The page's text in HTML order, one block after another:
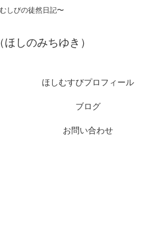
しびの徒然日記〜
しのみちゆき）
ほしむすびプロフィール
ブログ
お問い合わせ